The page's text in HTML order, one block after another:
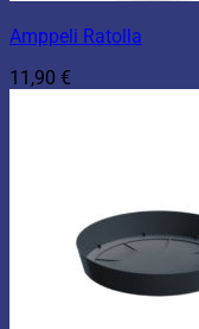
Amppeli Ratolla
11,90 €